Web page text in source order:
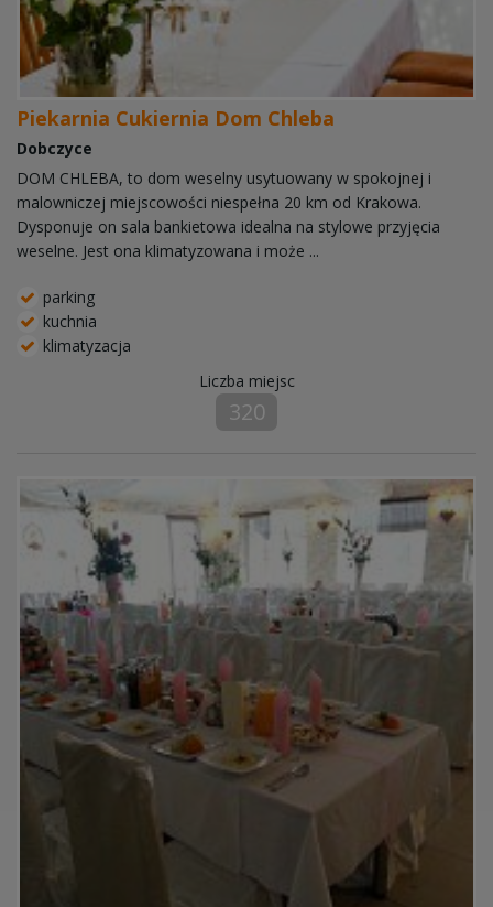
Piekarnia Cukiernia Dom Chleba
Dobczyce
DOM CHLEBA, to dom weselny usytuowany w spokojnej i
malowniczej miejscowości niespełna 20 km od Krakowa.
Dysponuje on sala bankietowa idealna na stylowe przyjęcia
weselne. Jest ona klimatyzowana i może ...
parking
kuchnia
klimatyzacja
Liczba miejsc
320